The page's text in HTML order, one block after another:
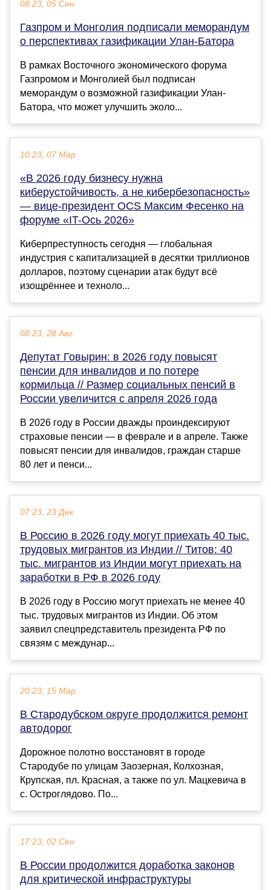
08:23, 05 Сен
Газпром и Монголия подписали меморандум
о перспективах газификации Улан-Батора
В рамках Восточного экономического форума
Газпромом и Монголией был подписан
меморандум о возможной газификации Улан-
Батора, что может улучшить эколо...
10:23, 07 Мар
«В 2026 году бизнесу нужна
киберустойчивость, а не кибербезопасность»
— вице-президент OCS Максим Фесенко на
форуме «IT-Ось 2026»
Киберпреступность сегодня — глобальная
индустрия с капитализацией в десятки триллионов
долларов, поэтому сценарии атак будут всё
изощрённее и техноло...
08:23, 28 Авг
Депутат Говырин: в 2026 году повысят
пенсии для инвалидов и по потере
кормильца // Размер социальных пенсий в
России увеличится с апреля 2026 года
В 2026 году в России дважды проиндексируют
страховые пенсии — в феврале и в апреле. Также
повысят пенсии для инвалидов, граждан старше
80 лет и пенси...
07:23, 23 Дек
В Россию в 2026 году могут приехать 40 тыс.
трудовых мигрантов из Индии // Титов: 40
тыс. мигрантов из Индии могут приехать на
заработки в РФ в 2026 году
В 2026 году в Россию могут приехать не менее 40
тыс. трудовых мигрантов из Индии. Об этом
заявил спецпредставитель президента РФ по
связям с междунар...
20:23, 15 Мар
В Стародубском округе продолжится ремонт
автодорог
Дорожное полотно восстановят в городе
Стародубе по улицам Заозерная, Колхозная,
Крупская, пл. Красная, а также по ул. Мацкевича в
с. Остроглядово. По...
17:23, 02 Сен
В России продолжится доработка законов
для критической инфраструктуры